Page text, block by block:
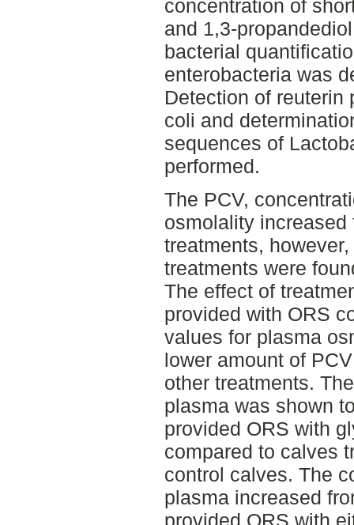
concentration of
and 1,3-
bacterial
enterobacteria was
Detection of reuterin
coli and
sequences of
performed.
The PCV,
osmolality increased
treatments,
treatments were
The effect of
provided with ORS
values for plasma
lower amount of
other treatments.
plasma was shown
provided ORS with
compared to calves
control calves. The
plasma increased
provided ORS with